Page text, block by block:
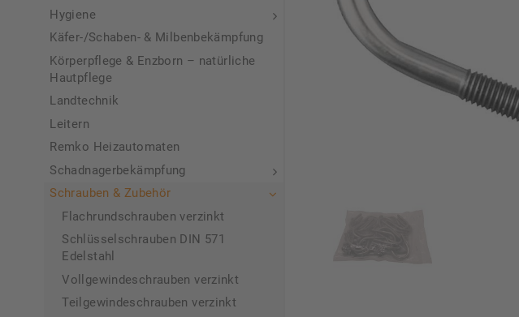
Hygiene
Käfer-/Schaben- & Milbenbekämpfung
Körperpflege & Enzborn – natürliche
Hautpflege
Landtechnik
Leitern
Remko Heizautomaten
Schadnagerbekämpfung
Schrauben & Zubehör
Flachrundschrauben verzinkt
Schlüsselschrauben DIN 571
Edelstahl
Vollgewindeschrauben verzinkt
Teilgewindeschrauben verzinkt